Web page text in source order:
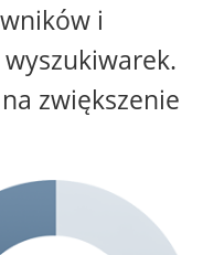
i
zwiększenie